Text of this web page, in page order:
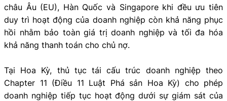
châu Âu (EU), Hàn Quốc và Singapore khi đều ưu tiên
duy trì hoạt động của doanh nghiệp còn khả năng phục
hồi nhằm bảo toàn giá trị doanh nghiệp và tối đa hóa
khả năng thanh toán cho chủ nợ.
Tại Hoa Kỳ, thủ tục tái cấu trúc doanh nghiệp theo
Chapter 11 (Điều 11 Luật Phá sản Hoa Kỳ) cho phép
doanh nghiệp tiếp tục hoạt động dưới sự giám sát của